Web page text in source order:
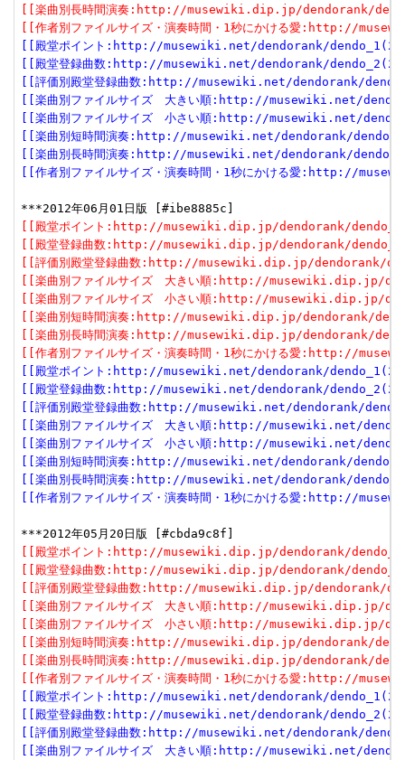
[[楽曲別長時間演奏:http://musewiki.dip.jp/dendorank/
[[作者別ファイルサイズ・演奏時間・1秒にかける愛:http://
[[殿堂ポイント:http://musewiki.net/dendorank/
[[殿堂登録曲数:http://musewiki.net/dendorank/
[[評価別殿堂登録曲数:http://musewiki.net/dendorank/
[[楽曲別ファイルサイズ　大きい順:http://musewiki.net/
[[楽曲別ファイルサイズ　小さい順:http://musewiki.net/
[[楽曲別短時間演奏:http://musewiki.net/dendorank/
[[楽曲別長時間演奏:http://musewiki.net/dendorank/
[[作者別ファイルサイズ・演奏時間・1秒にかける愛:http://
[[殿堂ポイント:http://musewiki.dip.jp/dendorank/
[[殿堂登録曲数:http://musewiki.dip.jp/dendorank/
[[評価別殿堂登録曲数:http://musewiki.dip.jp/dendorank/
[[楽曲別ファイルサイズ　大きい順:http://musewiki.dip.jp/
[[楽曲別ファイルサイズ　小さい順:http://musewiki.dip.jp/
[[楽曲別短時間演奏:http://musewiki.dip.jp/dendorank/
[[楽曲別長時間演奏:http://musewiki.dip.jp/dendorank/
[[作者別ファイルサイズ・演奏時間・1秒にかける愛:http://
[[殿堂ポイント:http://musewiki.net/dendorank/
[[殿堂登録曲数:http://musewiki.net/dendorank/
[[評価別殿堂登録曲数:http://musewiki.net/dendorank/
[[楽曲別ファイルサイズ　大きい順:http://musewiki.net/
[[楽曲別ファイルサイズ　小さい順:http://musewiki.net/
[[楽曲別短時間演奏:http://musewiki.net/dendorank/
[[楽曲別長時間演奏:http://musewiki.net/dendorank/
[[作者別ファイルサイズ・演奏時間・1秒にかける愛:http://
[[殿堂ポイント:http://musewiki.dip.jp/dendorank/
[[殿堂登録曲数:http://musewiki.dip.jp/dendorank/
[[評価別殿堂登録曲数:http://musewiki.dip.jp/dendorank/
[[楽曲別ファイルサイズ　大きい順:http://musewiki.dip.jp/
[[楽曲別ファイルサイズ　小さい順:http://musewiki.dip.jp/
[[楽曲別短時間演奏:http://musewiki.dip.jp/dendorank/
[[楽曲別長時間演奏:http://musewiki.dip.jp/dendorank/
[[作者別ファイルサイズ・演奏時間・1秒にかける愛:http://
[[殿堂ポイント:http://musewiki.net/dendorank/
[[殿堂登録曲数:http://musewiki.net/dendorank/
[[評価別殿堂登録曲数:http://musewiki.net/dendorank/
[[楽曲別ファイルサイズ　大きい順:http://musewiki.net/